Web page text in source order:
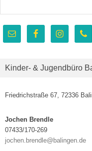
Kinder- & Jugendbüro
Friedrichstraße 67, 72336
Jochen Brendle
07433/170-269
jochen.brendle@balingen.de